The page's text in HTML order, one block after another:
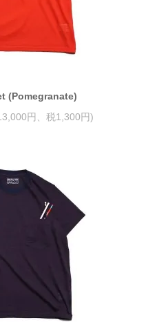
(Pomegranate)
円、税1,300円)